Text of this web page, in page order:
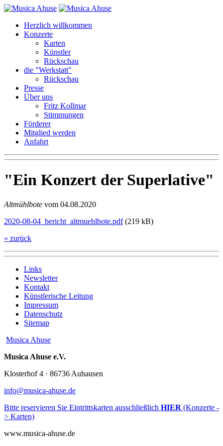
Herzlich willkommen
Konzerte
Karten
Künstler
Rückschau
die "Werkstatt"
Rückschau
Presse
Über uns
Fritz Kollmar
Stimmungen
Förderer
Mitglied werden
Anfahrt
Ein Konzert der Superlative
Altmühlbote vom 04.08.2020
2020-08-04_bericht_altmuehlbote.pdf(219 kB)
« zurück
Links
Newsletter
Kontakt
Künstlerische Leitung
Impressum
Datenschutz
Sitemap
Musica Ahuse
Musica Ahuse e.V.
Klosterhof 4 · 86736 Auhausen
info@musica-ahuse.de
Bitte reservieren Sie Eintrittskarten ausschließlich HIER (Konzerte -
> Karten)
www.musica-ahuse.de